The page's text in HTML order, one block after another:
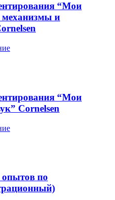
“Мои
и
“Мои
Cornelsen
по